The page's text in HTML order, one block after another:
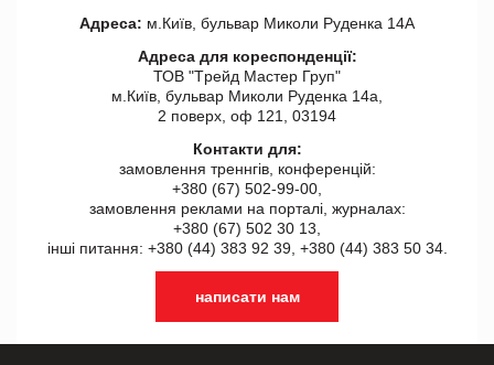
Адреса: м.Київ, бульвар Миколи Руденка 14А
Адреса для кореспонденції:
ТОВ "Tрейд Мастер Груп"
м.Київ, бульвар Миколи Руденка 14а,
2 поверх, оф 121, 03194
Контакти для:
замовлення треннгів, конференцій:
+380 (67) 502-99-00,
замовлення реклами на порталі, журналах:
+380 (67) 502 30 13,
інші питання: +380 (44) 383 92 39, +380 (44) 383 50 34.
написати нам